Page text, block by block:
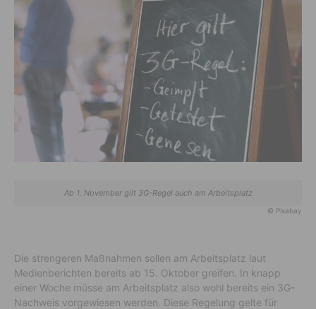
Ab 1. November gilt 3G-Regel auch am Arbeitsplatz
© Pixabay
Die strengeren Maßnahmen sollen am Arbeitsplatz laut
Medienberichten bereits ab 15. Oktober greifen. In knapp
einer Woche müsse am Arbeitsplatz also wohl bereits ein 3G-
Nachweis vorgewiesen werden. Diese Regelung gelte für